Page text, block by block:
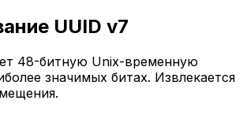
UUID v7
48-битную Unix-временную
значимых битах. Извлекается